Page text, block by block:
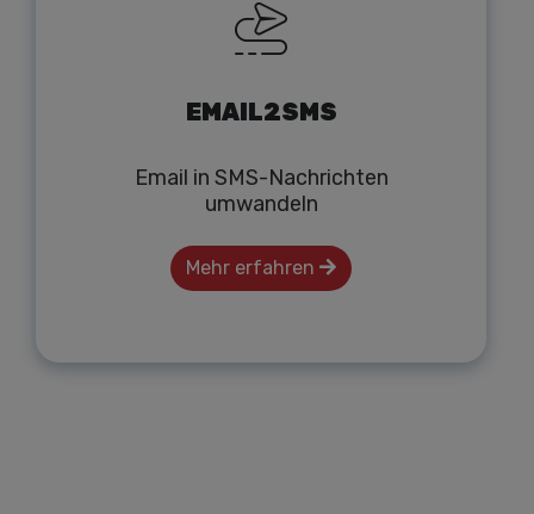
EMAIL2SMS
Email in SMS-Nachrichten
umwandeln
Mehr erfahren